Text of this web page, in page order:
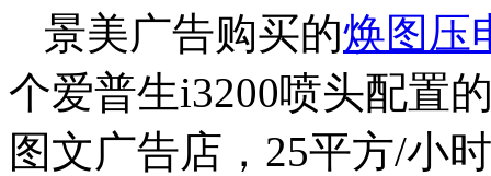
景美广告购买的焕图压
个爱普生i3200喷头配置
图文广告店，25平方/小